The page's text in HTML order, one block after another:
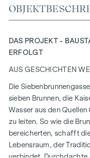
DAS PROJEKT -
ERFOLGT
AUS GESCHICHTEN
Die
sieben Brunnen, die
Wasser aus den
zu leiten. So wie die
bereicherten, schafft
Lebensraum, der